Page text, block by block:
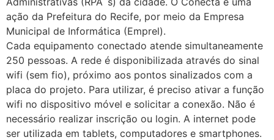
ação da Prefeitura do Recife, por meio da Empresa
Municipal de Informática (Emprel).
Cada equipamento conectado atende simultaneamente
250 pessoas. A rede é disponibilizada através do sinal
wifi (sem fio), próximo aos pontos sinalizados com a
placa do projeto. Para utilizar, é preciso ativar a função
wifi no dispositivo móvel e solicitar a conexão. Não é
necessário realizar inscrição ou login. A internet pode
ser utilizada em tablets, computadores e smartphones.